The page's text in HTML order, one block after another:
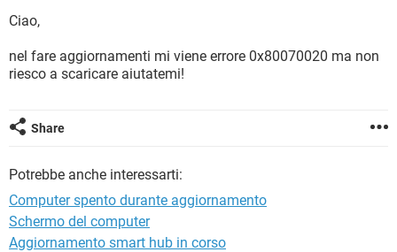
TIKTOK
HARDWARE
TIKTOK
INTRATTENIMENTO
iOS WINDOWS 10
Ciao,
nel fare aggiornamenti mi viene errore 0x80070020 ma non
riesco a scaricare aiutatemi!
Share
Potrebbe anche interessarti:
Computer spento durante aggiornamento
Schermo del computer
Aggiornamento smart hub in corso